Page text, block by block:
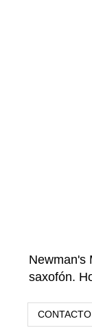
Newman's
saxofón.